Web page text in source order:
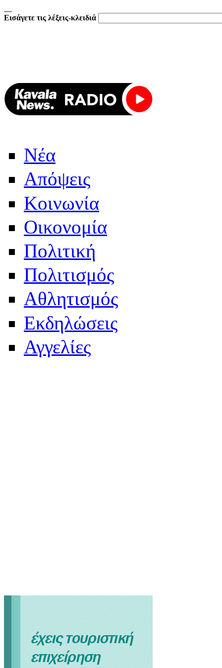
Εισάγετε τις λέξεις-κλειδιά
Νέα
Απόψεις
Κοινωνία
Οικονομία
Πολιτική
Πολιτισμός
Αθλητισμός
Εκδηλώσεις
Αγγελίες